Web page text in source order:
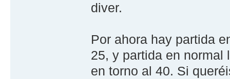
diver.
Por ahora hay partida
25, y partida en
en torno al 40. Si